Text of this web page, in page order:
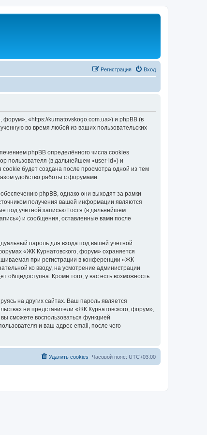
Вход
Регистрация
«https://kurnatovskogo.com.ua») и phpBB (в
во время любой из ваших пользовательских
phpBB определённого числа cookies
пользователя (в дальнейшем «user-id») и
будет создана после просмотра одной из тем
удобство работы с форумами.
phpBB, однако они выходят за рамки
получения вашей информации являются
под учётной записью Гостя (в дальнейшем
и сообщения, оставленные вами после
пароль для входа под вашей учётной
«ЖК Курнатовского, форум» охраняется
при регистрации в конференции «ЖК
ко вводу, на усмотрение администрации
общедоступна. Кроме того, у вас есть возможность
на других сайтах. Ваш пароль является
ни представители «ЖК Курнатовского, форум»,
сможете воспользоваться функцией
и ваш адрес email, после чего
Часовой пояс: UTC+03:00
Удалить cookies